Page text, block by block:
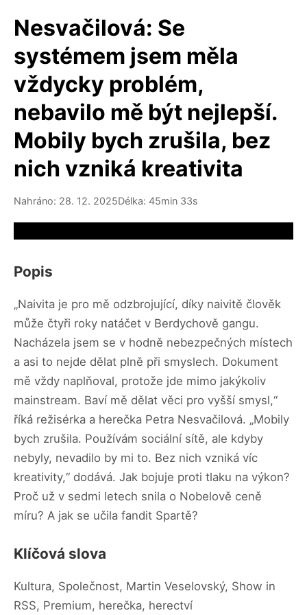
Nesvačilová: Se
systémem jsem měla
vždycky problém,
nebavilo mě být nejlepší.
Mobily bych zrušila, bez
nich vzniká kreativita
Nahráno: 28. 12. 2025Délka: 45min 33s
Popis
„Naivita je pro mě odzbrojující, díky naivitě člověk
může čtyři roky natáčet v Berdychově gangu.
Nacházela jsem se v hodně nebezpečných místech
a asi to nejde dělat plně při smyslech. Dokument
mě vždy naplňoval, protože jde mimo jakýkoliv
mainstream. Baví mě dělat věci pro vyšší smysl,“
říká režisérka a herečka Petra Nesvačilová. „Mobily
bych zrušila. Používám sociální sítě, ale kdyby
nebyly, nevadilo by mi to. Bez nich vzniká víc
kreativity,“ dodává. Jak bojuje proti tlaku na výkon?
Proč už v sedmi letech snila o Nobelově ceně
míru? A jak se učila fandit Spartě?
Klíčová slova
Kultura, Společnost, Martin Veselovský, Show in
RSS, Premium, herečka, herectví